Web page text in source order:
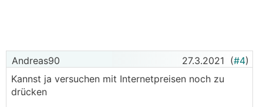
Andreas90 27.3.2021 (#4)
Kannst ja versuchen mit Internetpreisen noch zu
drücken